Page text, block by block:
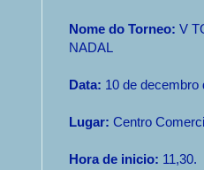
Nome do Torneo: V
NADAL
Data: 10 de decembro
Lugar: Centro
Hora de inicio: 11,30.